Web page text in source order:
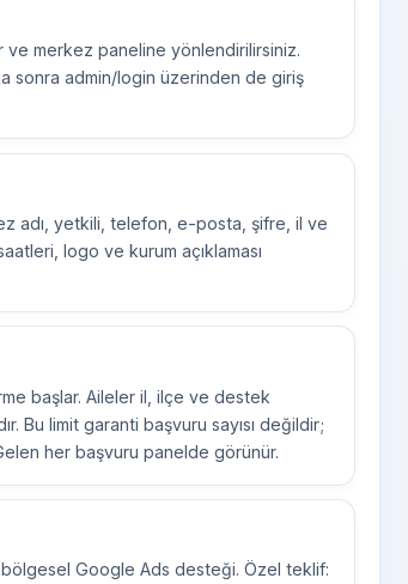
ve merkez paneline yönlendirilirsiniz.
sonra admin/login üzerinden de giriş
adı, yetkili, telefon, e-posta, şifre, il ve
logo ve kurum açıklaması
başlar. Aileler il, ilçe ve destek
Bu limit garanti başvuru sayısı değildir;
her başvuru panelde görünür.
Google Ads desteği. Özel teklif: